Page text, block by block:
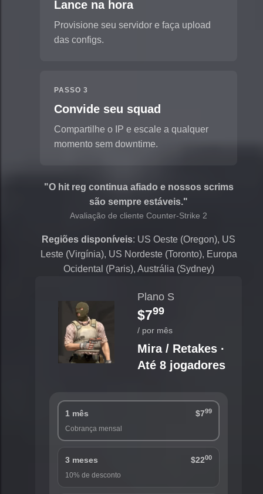
Lance na hora
Provisione seu servidor e faça upload
das configs.
PASSO 3
Convide seu squad
Compartilhe o IP e escale a qualquer
momento sem downtime.
"O hit reg continua afiado e nossos scrims
são sempre estáveis."
Avaliação de cliente Counter-Strike 2
Regiões disponíveis: US Oeste (Oregon), US
Leste (Virgínia), US Nordeste (Toronto), Europa
Ocidental (Paris), Austrália (Sydney)
Plano S
$799
/ por mês
Mira / Retakes ·
Até 8 jogadores
1 mês $799
Cobrança mensal
3 meses $2200
10% de desconto